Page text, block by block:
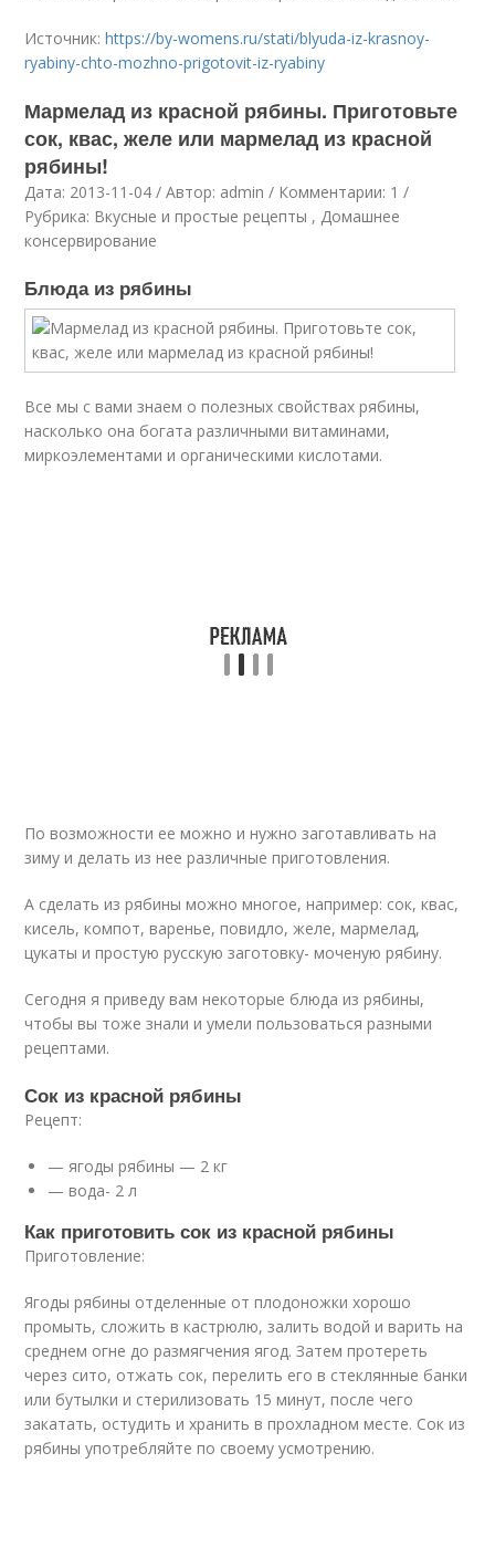
Источник:https://by-womens.ru/stati/blyuda-iz-krasnoy-
ryabiny-chto-mozhno-prigotovit-iz-ryabiny
Мармелад из красной рябины. Приготовьте
сок, квас, желе или мармелад из красной
рябины!
Дата: 2013-11-04 / Автор: admin / Комментарии: 1 /
Рубрика: Вкусные и простые рецепты , Домашнее
консервирование
Блюда из рябины
Все мы с вами знаем о полезных свойствах рябины,
насколько она богата различными витаминами,
миркоэлементами и органическими кислотами.
По возможности ее можно и нужно заготавливать на
зиму и делать из нее различные приготовления.
А сделать из рябины можно многое, например: сок, квас,
кисель, компот, варенье, повидло, желе, мармелад,
цукаты и простую русскую заготовку- моченую рябину.
Сегодня я приведу вам некоторые блюда из рябины,
чтобы вы тоже знали и умели пользоваться разными
рецептами.
Сок из красной рябины
Рецепт:
— ягоды рябины — 2 кг
— вода- 2 л
Как приготовить сок из красной рябины
Приготовление:
Ягоды рябины отделенные от плодоножки хорошо
промыть, сложить в кастрюлю, залить водой и варить на
среднем огне до размягчения ягод. Затем протереть
через сито, отжать сок, перелить его в стеклянные банки
или бутылки и стерилизовать 15 минут, после чего
закатать, остудить и хранить в прохладном месте. Сок из
рябины употребляйте по своему усмотрению.